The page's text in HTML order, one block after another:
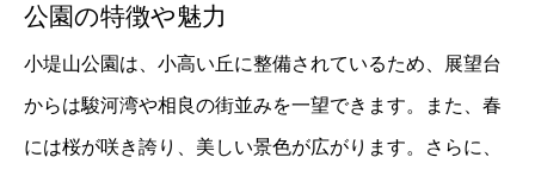
公園の特徴や魅力
小堤山公園は、小高い丘に整備されているため、展望台
からは駿河湾や相良の街並みを一望できます。また、春
には桜が咲き誇り、美しい景色が広がります。さらに、